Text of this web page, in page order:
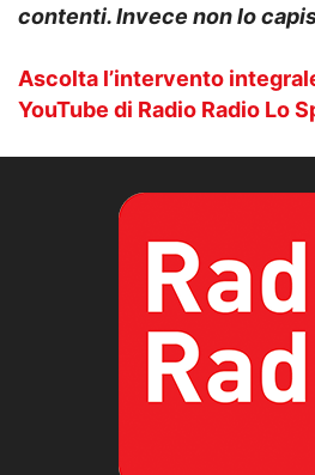
contenti. Invece non lo
Ascolta l’intervento
YouTube di Radio Radio Lo